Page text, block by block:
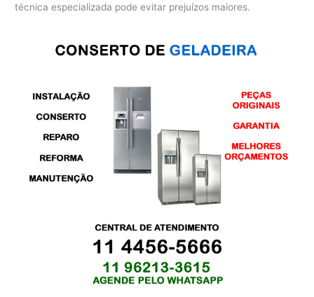
técnica especializada pode evitar prejuízos maiores.